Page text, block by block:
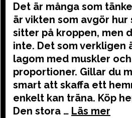
Det är många som
är vikten som avgör
sitter på kroppen, men
inte. Det som verkligen
lagom med muskler
proportioner. Gillar du
smart att skaffa ett
enkelt kan träna. Köp
Den stora …